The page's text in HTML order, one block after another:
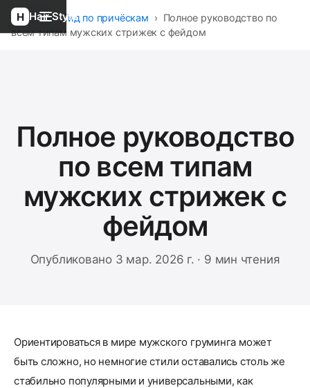
Hair Style
Главная › Гид по причёскам › Полное руководство по
всем типам мужских стрижек с фейдом
Полное руководство
по всем типам
мужских стрижек с
фейдом
Опубликовано 3 мар. 2026 г. · 9 мин чтения
Ориентироваться в мире мужского груминга может
быть сложно, но немногие стили оставались столь же
стабильно популярными и универсальными, как